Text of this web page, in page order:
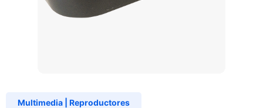
Multimedia Reproductores